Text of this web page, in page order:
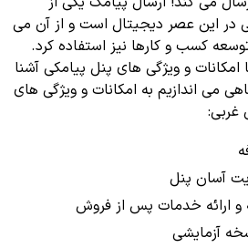
در این عصر دیجیتال است و از آن می
کسب و کارها نیز استفاده کرد.
و ویژگی های پنل پیامکی آشنا
می اندازیم به امکانات و ویژگی های
غربی:
آسان پنل
آزمایشی